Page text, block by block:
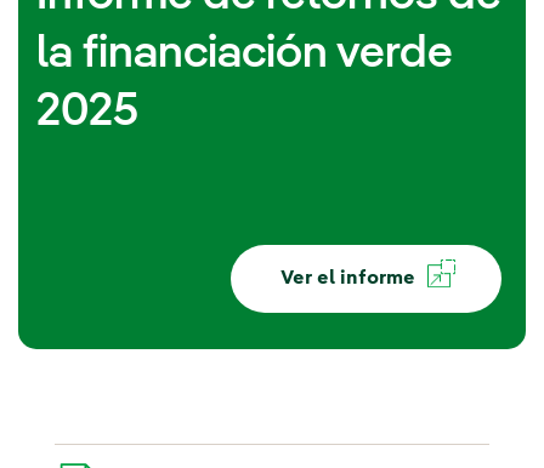
la financiación verde
2025
Ver el informe